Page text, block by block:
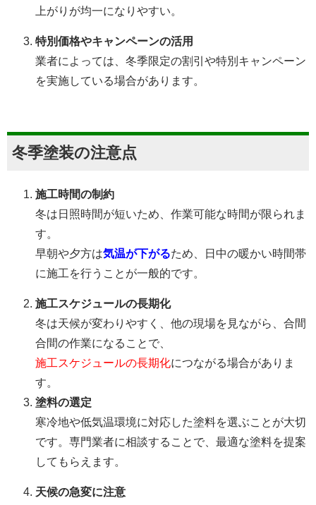
上がりが均一になりやすい。
特別価格やキャンペーンの活用
業者によっては、冬季限定の割引や特別キャンペーン
を実施している場合があります。
冬季塗装の注意点
施工時間の制約
冬は日照時間が短いため、作業可能な時間が限られま
す。
早朝や夕方は気温が下がるため、日中の暖かい時間帯
に施工を行うことが一般的です。
施工スケジュールの長期化
冬は天候が変わりやすく、他の現場を見ながら、合間
合間の作業になることで、
施工スケジュールの長期化につながる場合がありま
す。
塗料の選定
寒冷地や低気温環境に対応した塗料を選ぶことが大切
です。専門業者に相談することで、最適な塗料を提案
してもらえます。
天候の急変に注意